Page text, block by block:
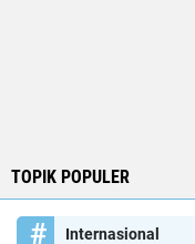
TOPIK POPULER
Internasional